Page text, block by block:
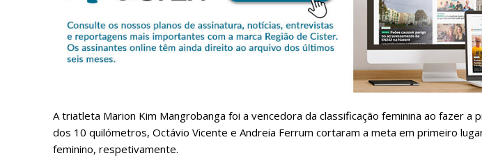
Faça-se assinante do Região de Cister e
Sendo assinante terá acesso a todos os
Escolha o plano de
A triatleta Marion Kim Mangrobanga foi a vencedora da classificação feminina ao fazer a
dos 10 quilómetros, Octávio Vicente e Andreia Ferrum cortaram a meta em primeiro
feminino, respetivamente.